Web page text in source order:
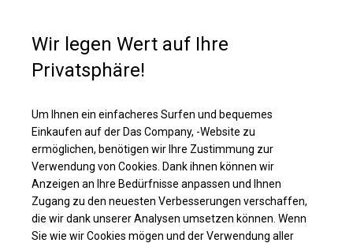
Ganzjähriges Catering-Zelt | 6x14 m
Wir legen Wert auf Ihre
Privatsphäre!
Um Ihnen ein einfacheres Surfen und bequemes
Einkaufen auf der Das Company, -Website zu
ermöglichen, benötigen wir Ihre Zustimmung zur
Verwendung von Cookies. Dank ihnen können wir
Anzeigen an Ihre Bedürfnisse anpassen und Ihnen
Zugang zu den neuesten Verbesserungen verschaffen,
die wir dank unserer Analysen umsetzen können. Wenn
Sie wie wir Cookies mögen und der Verwendung aller